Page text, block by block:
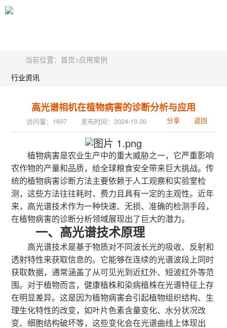
当前位置： 首页>应用案例
行业资讯
高光谱相机在植物病害的诊断分析与应用
访问量：1697 发布时间：2024-10-30 分享 返回
植物病害是农业生产中的重大威胁之一，它严重影响
农作物的产量和品质，给全球粮食安全带来巨大挑战。传
统的植物病害诊断方法主要依赖于人工观察和实验室检
测，这些方法往往耗时、费力且具有一定的主观性。近年
来，高光谱技术作为一种快速、无损、准确的检测手段，
在植物病害的诊断分析领域展现出了巨大的潜力。
一、高光谱技术原理
高光谱技术是基于物质对不同波长光的吸收、反射和
透射特性来获取信息的。它能够在连续的光谱波段上同时
获取数据，通常涵盖了从可见光到近红外、短波红外等范
围。对于植物而言，健康植株和染病植株在光谱特征上存
在明显差异。这是因为植物病害会引起植物组织结构、生
理生化特性的改变，如叶片色素含量变化、水分状况改
变、细胞结构破坏等，这些变化会在光谱曲线上体现出